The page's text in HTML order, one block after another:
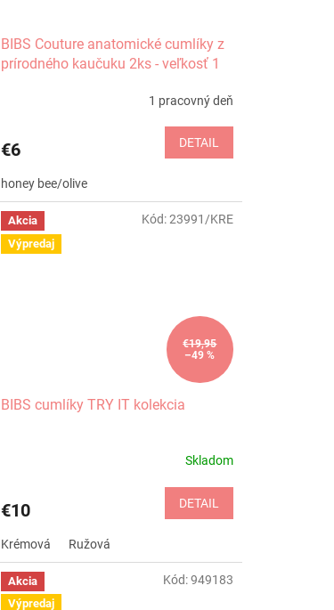
BIBS Couture anatomické cumlíky z
prírodného kaučuku 2ks - veľkosť 1
1 pracovný deň
€6 DETAIL
honey bee/olive
Akcia
Výpredaj
€19,95
–49 %
BIBS cumlíky TRY IT kolekcia
Skladom
€10 DETAIL
Krémová Ružová
Kód:23991/KRE
Akcia
Výpredaj
Kód:949183